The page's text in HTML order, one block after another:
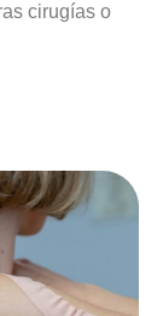
cirugías o